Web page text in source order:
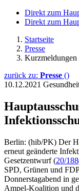
Direkt zum
Direkt zum
Startseite
Presse
Kurzmeldungen
zurück zu: Presse ()
10.12.2021
Berlin: (hib/PK) Der
erneut geänderte
Gesetzentwurf (20/188
SPD, Grünen und
Donnerstagabend in
Ampel-Koalition und